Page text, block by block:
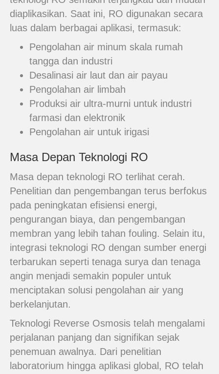
diaplikasikan. Saat ini, RO digunakan secara
luas dalam berbagai aplikasi, termasuk:
Pengolahan air minum skala rumah
tangga dan industri
Desalinasi air laut dan air payau
Pengolahan air limbah
Produksi air ultra-murni untuk industri
farmasi dan elektronik
Pengolahan air untuk irigasi
Masa Depan Teknologi RO
Masa depan teknologi RO terlihat cerah.
Penelitian dan pengembangan terus berfokus
pada peningkatan efisiensi energi,
pengurangan biaya, dan pengembangan
membran yang lebih tahan fouling. Selain itu,
integrasi teknologi RO dengan sumber energi
terbarukan seperti tenaga surya dan tenaga
angin menjadi semakin populer untuk
menciptakan solusi pengolahan air yang
berkelanjutan.
Teknologi Reverse Osmosis telah mengalami
perjalanan panjang dan signifikan sejak
penemuan awalnya. Dari penelitian
laboratorium hingga aplikasi global, RO telah